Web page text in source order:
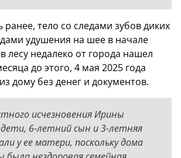
тело со следами зубов диких
удушения на шее в начале
лесу недалеко от города нашел
до этого, 4 мая 2025 года
дому без денег и документов.
исчезновения Ирины
дети, 6-летний сын и 3-летняя
у ее матери, поскольку дома